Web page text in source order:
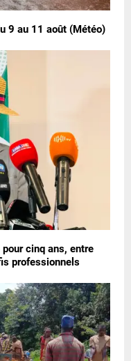
9 au 11 août (Météo)
cinq ans, entre
professionnels